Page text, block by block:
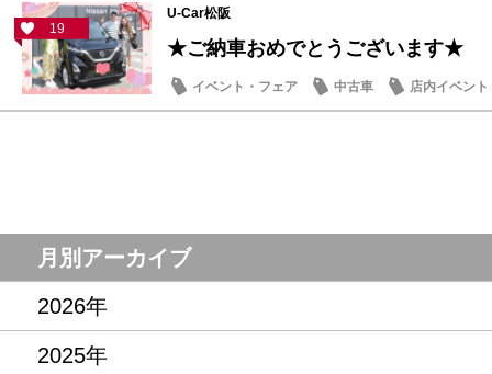
19
U-Car松阪
★ご納車おめでとうございます★
イベント・フェア 中古車 店内イベント
月別アーカイブ
2026年
2025年